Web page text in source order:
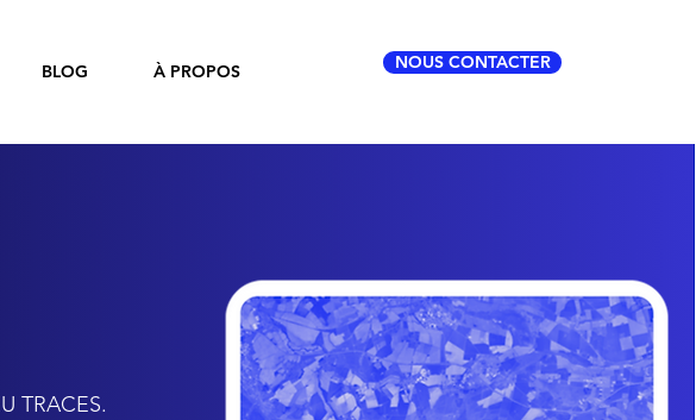
BLOG À PROPOS NOUS CONTACTER
TRACES.